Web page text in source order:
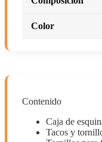
Color
Contenido
Caja de
Tacos y